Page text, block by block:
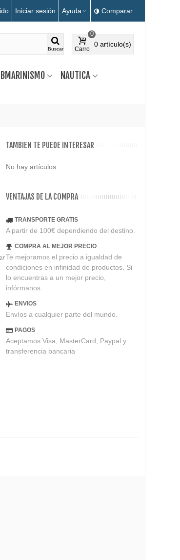
Iniciar sesión Ayuda Comparar
Buscar Carro
0
0 artículo(s)
NAUTICA
TAMBIEN TE PUEDE INTERESAR
No hay artículos
VENTAJAS DE LA COMPRA
TRANSPORTE GRATIS
A partir de 100€ dependiendo del destino.
COMPRA AL MEJOR PRECIO
Te mejoramos el precio a igualdad de
condiciones en infinidad de productos. Si
lo encuentras a un mejor precio,
infórmanos.
ENVIOS
Envíos a cualquier parte del mundo.
PAGOS
Aceptamos Visa, MasterCard, Paypal y
transferencia bancaria